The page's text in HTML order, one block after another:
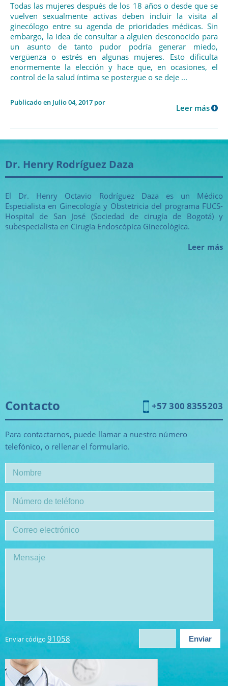
Todas las mujeres después de los 18 años o desde que se
vuelven sexualmente activas deben incluir la visita al
ginecólogo entre su agenda de prioridades médicas. Sin
embargo, la idea de consultar a alguien desconocido para
un asunto de tanto pudor podría generar miedo,
vergüenza o estrés en algunas mujeres. Esto dificulta
enormemente la elección y hace que, en ocasiones, el
control de la salud íntima se postergue o se deje ...
Publicado en Julio 04, 2017 por
Leer más
Dr. Henry Rodríguez Daza
El Dr. Henry Octavio Rodríguez Daza es un Médico
Especialista en Ginecología y Obstetricia del programa FUCS-
Hospital de San José (Sociedad de cirugía de Bogotá) y
subespecialista en Cirugía Endoscópica Ginecológica.
Leer más
Contacto +57 300 8355203
Para contactarnos, puede llamar a nuestro número
telefónico, o rellenar el formulario.
Enviar código 91058